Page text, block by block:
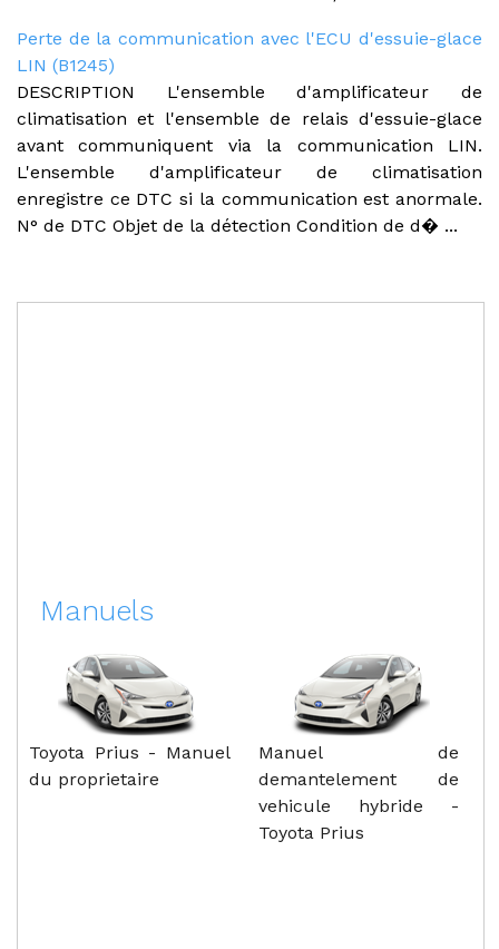
Perte de la communication avec l'ECU d'essuie-glace
LIN (B1245)
DESCRIPTION L'ensemble d'amplificateur de
climatisation et l'ensemble de relais d'essuie-glace
avant communiquent via la communication LIN.
L'ensemble d'amplificateur de climatisation
enregistre ce DTC si la communication est anormale.
N° de DTC Objet de la détection Condition de d� ...
Manuels
Toyota Prius - Manuel
du proprietaire
Manuel de
demantelement de
vehicule hybride -
Toyota Prius